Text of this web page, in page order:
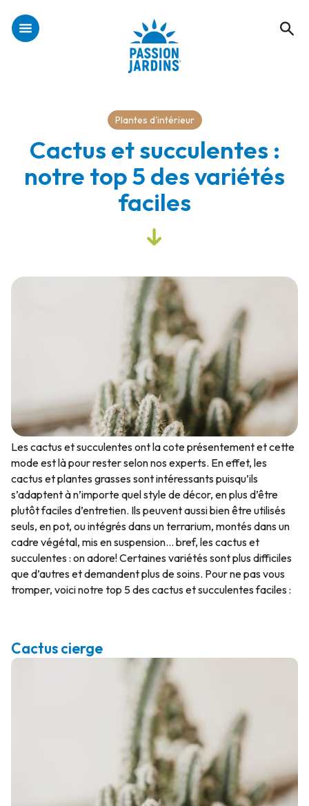
Plantes d'intérieur
Cactus et succulentes :
notre top 5 des variétés
faciles
Les cactus et succulentes ont la cote présentement et cette
mode est là pour rester selon nos experts. En effet, les
cactus et plantes grasses sont intéressants puisqu’ils
s’adaptent à n’importe quel style de décor, en plus d’être
plutôt faciles d’entretien. Ils peuvent aussi bien être utilisés
seuls, en pot, ou intégrés dans un terrarium, montés dans un
cadre végétal, mis en suspension… bref, les cactus et
succulentes : on adore! Certaines variétés sont plus difficiles
que d’autres et demandent plus de soins. Pour ne pas vous
tromper, voici notre top 5 des cactus et succulentes faciles :
Cactus cierge